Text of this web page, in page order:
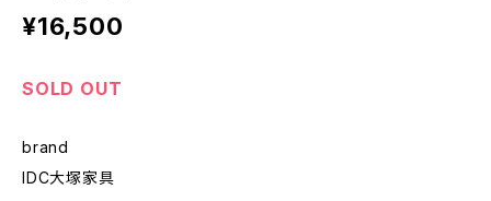
¥16,500
SOLD OUT
brand
IDC大塚家具